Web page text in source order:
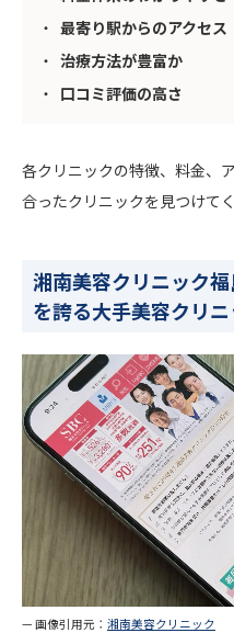
最寄り駅からのアクセス
治療方法が豊富か
口コミ評価の高さ
各クリニックの特徴、料金、
合ったクリニックを見つけてく
湘南美容クリニック
を誇る大手美容クリニ
— 画像引用元： 湘南美容クリニック